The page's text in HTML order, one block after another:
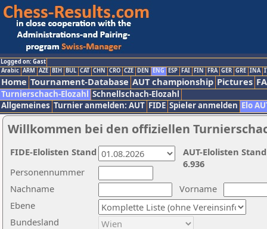
Logged on: Gast
Arabic ARM AZE BIH BUL CAT CHN CRO CZE DEN ENG ESP FAI FIN FRA GER GRE INA
Home Tournament-Database AUT championship Pictures
Turnierschach-Elozahl Schnellschach-Elozahl
Allgemeines Turnier anmelden: AUT FIDE Spieler anmelden Elo
Willkommen bei den offiziellen
Nachname
Vorname
Ebene
Personennummer
Bundesland
AUT-Elolisten
6.936
FIDE-Elolisten Stand